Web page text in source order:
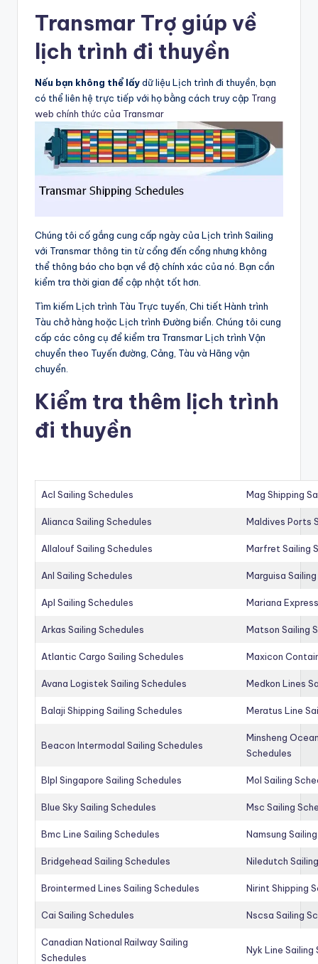
Transmar Trợ giúp về
lịch trình đi thuyền
Nếu bạn không thể lấydữ liệu Lịch trình đi thuyền, bạn
có thể liên hệ trực tiếp với họ bằng cách truy cập Trang
web chính thức của Transmar
Chúng tôi cố gắng cung cấp ngày của Lịch trình Sailing
với Transmar thông tin từ cổng đến cổng nhưng không
thể thông báo cho bạn về độ chính xác của nó. Bạn cần
kiểm tra thời gian để cập nhật tốt hơn.
Tìm kiếm Lịch trình Tàu Trực tuyến, Chi tiết Hành trình
Tàu chở hàng hoặc Lịch trình Đường biển. Chúng tôi cung
cấp các công cụ để kiểm tra Transmar Lịch trình Vận
chuyển theo Tuyến đường, Cảng, Tàu và Hãng vận
chuyển.
Kiểm tra thêm lịch trình
đi thuyền
Acl Sailing Schedules Mag Shipping
Alianca Sailing Schedules Maldives Ports
Allalouf Sailing Schedules Marfret Sailing
Anl Sailing Schedules Marguisa
Apl Sailing Schedules Mariana
Arkas Sailing Schedules Matson Sailing
Atlantic Cargo Sailing Schedules Maxicon
Avana Logistek Sailing Schedules Medkon Lines
Balaji Shipping Sailing Schedules Meratus Line
Beacon Intermodal Sailing Schedules
Minsheng
Schedules
Blpl Singapore Sailing Schedules Mol Sailing
Blue Sky Sailing Schedules Msc Sailing
Bmc Line Sailing Schedules Namsung
Bridgehead Sailing Schedules Niledutch
Brointermed Lines Sailing Schedules Nirint Shipping
Cai Sailing Schedules Nscsa Sailing
Canadian National Railway Sailing
Schedules
Nyk Line Sailing